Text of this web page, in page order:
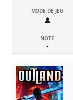
MODE DE JEU
NOTE
-